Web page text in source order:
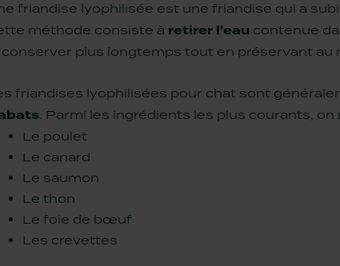
friandise lyophilisée est une friandise qui a
méthode consiste à retirer l'eau contenue
conserver plus longtemps tout en préservant au
friandises lyophilisées pour chat sont
. Parmi les ingrédients les plus courants, on
Le poulet
Le canard
Le saumon
Le thon
Le foie de bœuf
Les crevettes